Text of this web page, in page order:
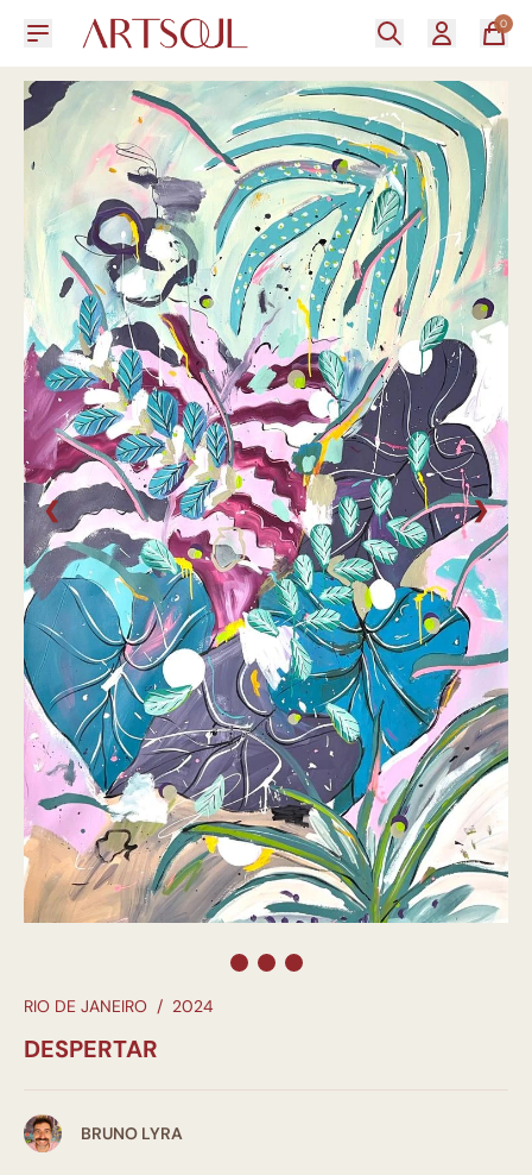
0
❮ ❯
RIO DE JANEIRO / 2024
DESPERTAR
BRUNO LYRA